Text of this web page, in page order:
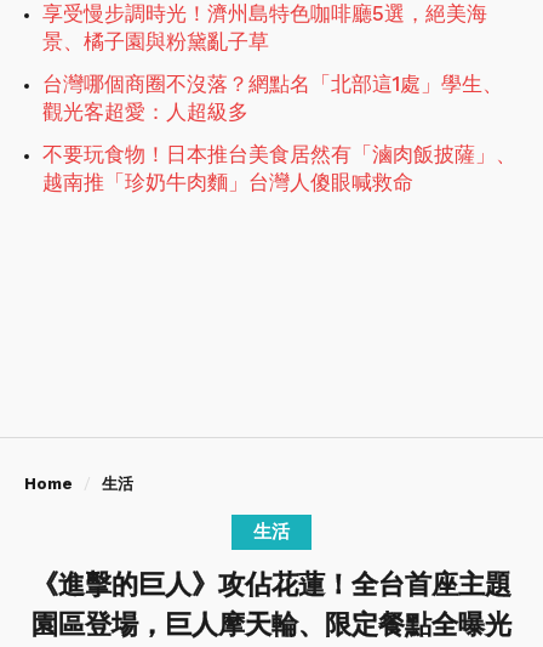
享受慢步調時光！濟州島特色咖啡廳5選，絕美海
景、橘子園與粉黛亂子草
台灣哪個商圈不沒落？網點名「北部這1處」學生、
觀光客超愛：人超級多
不要玩食物！日本推台美食居然有「滷肉飯披薩」、
越南推「珍奶牛肉麵」台灣人傻眼喊救命
Home 生活
生活
《進擊的巨人》攻佔花蓮！全台首座主題
園區登場，巨人摩天輪、限定餐點全曝光